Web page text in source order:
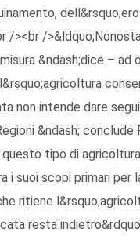
/><br /
&ndash;dice – ad
l&rsquo;agricoltura
non intende dare
&ndash; conclude
tipo di
i suoi scopi primari per
ritiene
resta